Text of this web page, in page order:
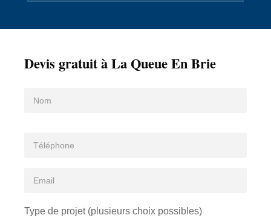
Devis gratuit à La Queue En Brie
Type de projet (plusieurs choix possibles)